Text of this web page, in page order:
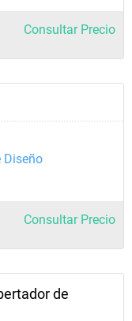
Consultar Precio
Diseño
Consultar Precio
de